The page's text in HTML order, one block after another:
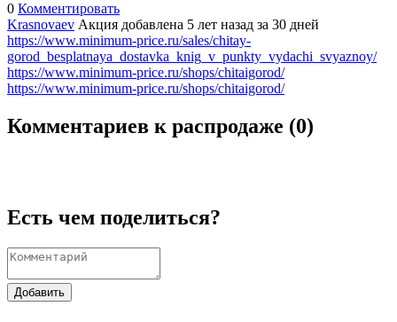
0 Комментировать
Krasnovaev Акция добавлена 5 лет назад за 30 дней
https://www.minimum-price.ru/sales/chitay-
gorod_besplatnaya_dostavka_knig_v_punkty_vydachi_svyaznoy/
https://www.minimum-price.ru/shops/chitaigorod/
https://www.minimum-price.ru/shops/chitaigorod/
Комментариев к распродаже (0)
Есть чем поделиться?
Добавить